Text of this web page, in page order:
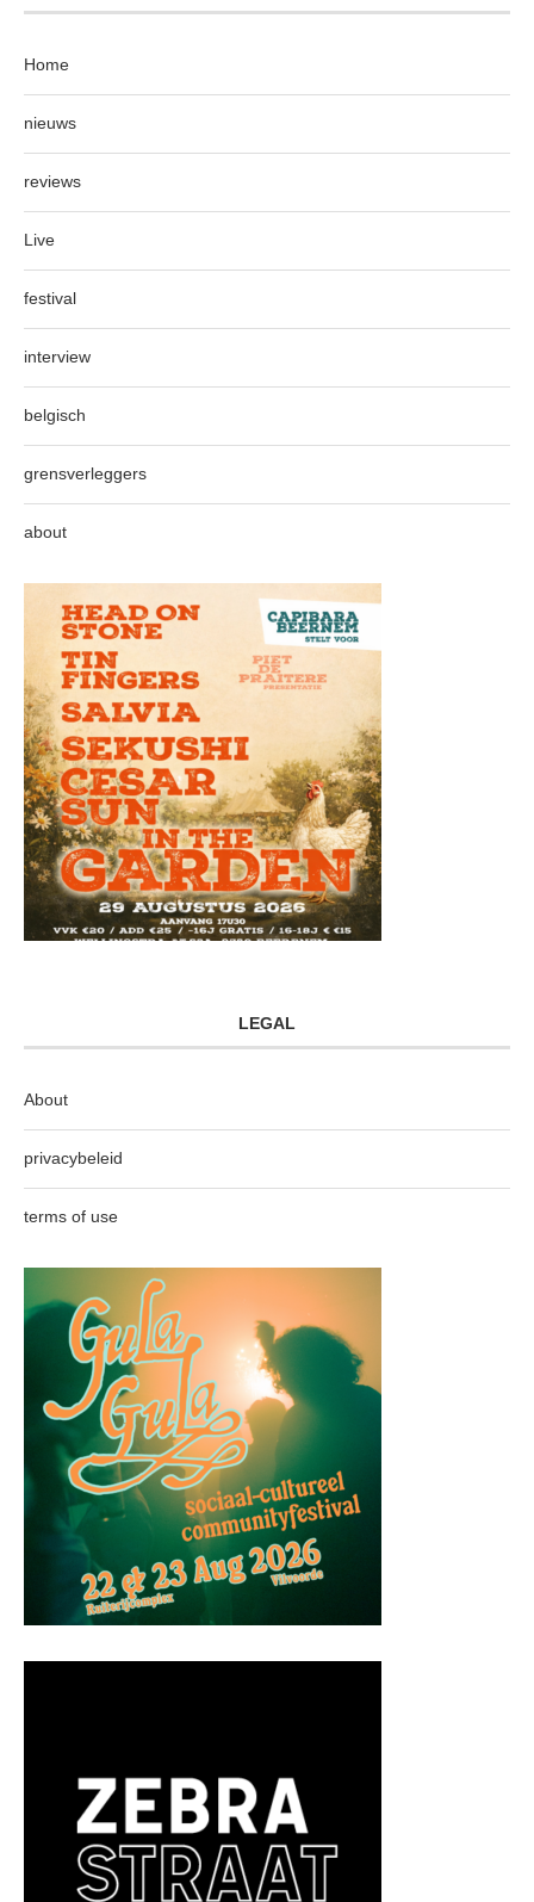
Home
nieuws
reviews
Live
festival
interview
belgisch
grensverleggers
about
LEGAL
About
privacybeleid
terms of use